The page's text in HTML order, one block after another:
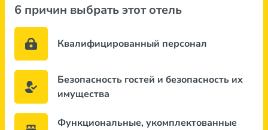
6 причин выбрать этот отель
Квалифицированный персонал
Безопасность гостей и безопасность их
имущества
Функциональные, укомплектованные